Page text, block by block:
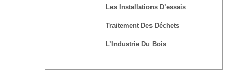
Les Installations D’essais
Traitement Des Déchets
L’Industrie Du Bois